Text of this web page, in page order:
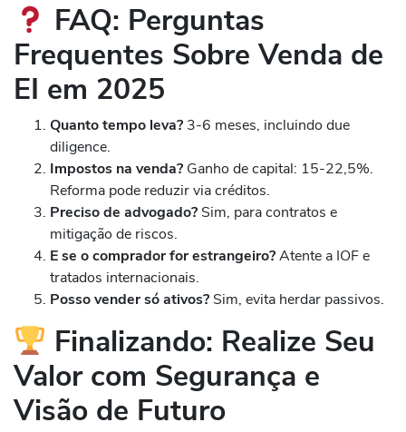
FAQ: Perguntas
Frequentes Sobre Venda de
EI em 2025
Quanto tempo leva? 3-6 meses, incluindo due
diligence.
Impostos na venda? Ganho de capital: 15-22,5%.
Reforma pode reduzir via créditos.
Preciso de advogado? Sim, para contratos e
mitigação de riscos.
E se o comprador for estrangeiro?Atente a IOF e
tratados internacionais.
Posso vender só ativos? Sim, evita herdar passivos.
Finalizando: Realize Seu
Valor com Segurança e
Visão de Futuro